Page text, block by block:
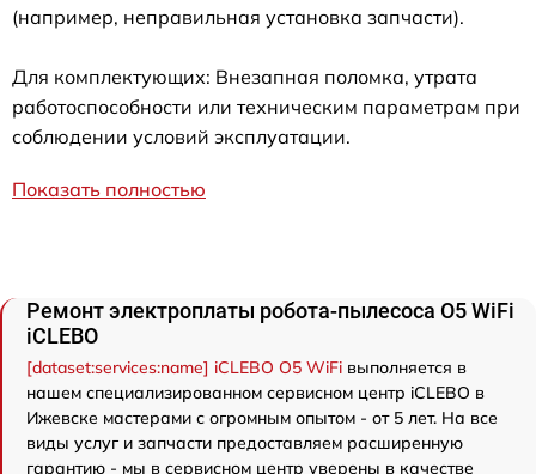
(например, неправильная установка запчасти).
Для комплектующих: Внезапная поломка, утрата
работоспособности или техническим параметрам при
соблюдении условий эксплуатации.
Показать полностью
Ремонт электроплаты робота-пылесоса O5 WiFi
iCLEBO
[dataset:services:name] iCLEBO O5 WiFi выполняется в
нашем специализированном сервисном центр iCLEBO в
Ижевске мастерами с огромным опытом - от 5 лет. На все
виды услуг и запчасти предоставляем расширенную
гарантию - мы в сервисном центр уверены в качестве